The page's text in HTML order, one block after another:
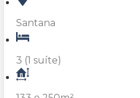
Santana
3 (1 suíte)